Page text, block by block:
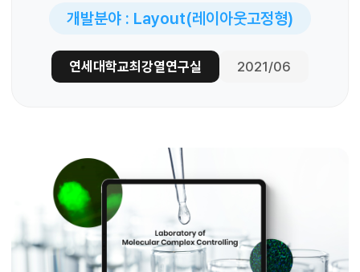
개발분야 : Layout(레이아웃고정형)
연세대학교최강열연구실 2021/06